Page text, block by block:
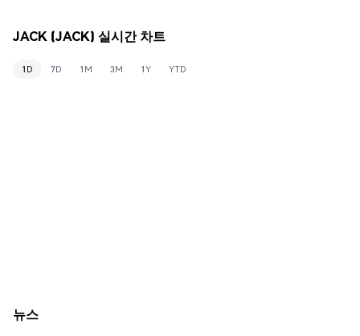
JACK (JACK) 실시간 차트
1D 7D 1M 3M 1Y YTD
뉴스